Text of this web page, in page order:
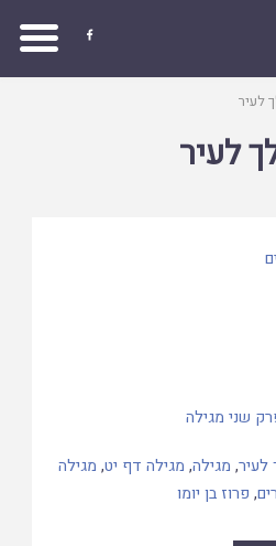

לעיר
לעיר
שני מגילה
לעיר, מגילה, מגילה דף יט, מגילה
, פרוז בן יומו